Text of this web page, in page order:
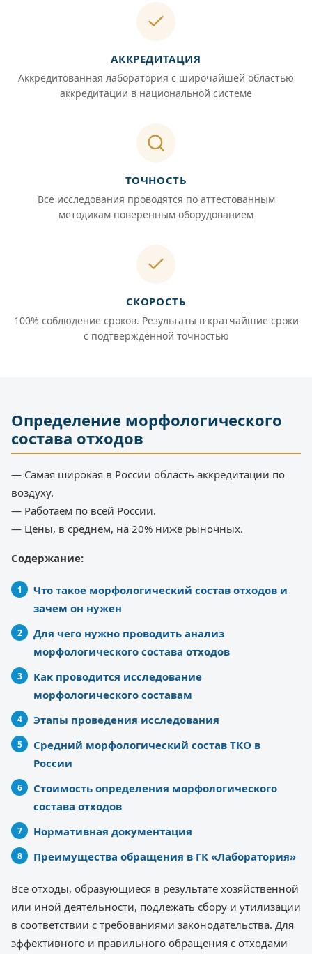
АККРЕДИТАЦИЯ
Аккредитованная лаборатория с широчайшей областью
аккредитации в национальной системе
ТОЧНОСТЬ
Все исследования проводятся по аттестованным
методикам поверенным оборудованием
СКОРОСТЬ
100% соблюдение сроков. Результаты в кратчайшие сроки
с подтверждённой точностью
Определение морфологического
состава отходов
— Самая широкая в России область аккредитации по
воздуху.
— Работаем по всей России.
— Цены, в среднем, на 20% ниже рыночных.
Содержание:
Что такое морфологический состав отходов и
зачем он нужен
Для чего нужно проводить анализ
морфологического состава отходов
Как проводится исследование
морфологического составам
Этапы проведения исследования
Средний морфологический состав ТКО в
России
Стоимость определения морфологического
состава отходов
Нормативная документация
Преимущества обращения в ГК «Лаборатория»
Все отходы, образующиеся в результате хозяйственной
или иной деятельности, подлежать сбору и утилизации
в соответствии с требованиями законодательства. Для
эффективного и правильного обращения с отходами